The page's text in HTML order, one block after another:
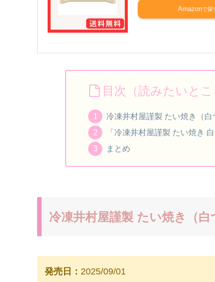
Amazon
目次（読みたいと
冷凍井村屋謹製 たい焼き（
「冷凍井村屋謹製 たい焼き
まとめ
冷凍井村屋謹製 たい焼き（
発売日： 2025/09/01